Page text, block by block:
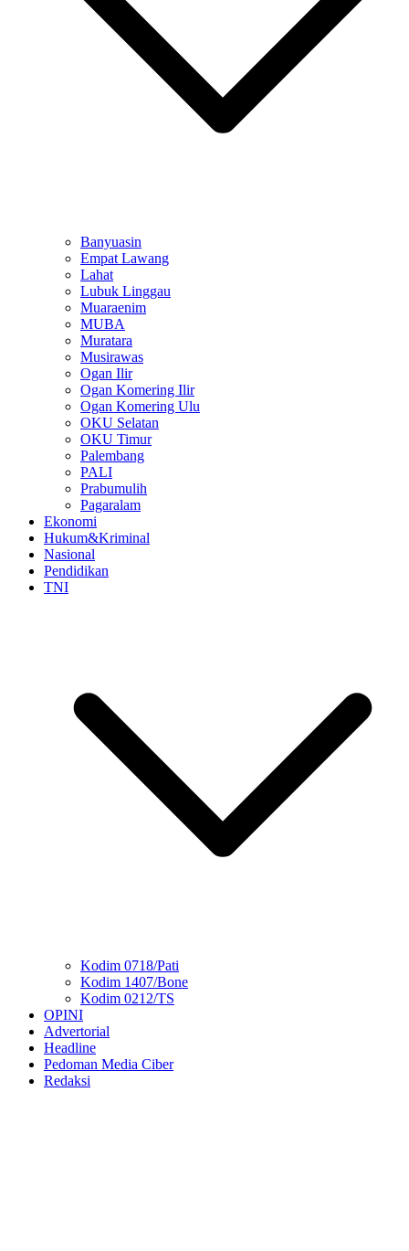
Banyuasin
Empat Lawang
Lahat
Lubuk Linggau
Muaraenim
MUBA
Muratara
Musirawas
Ogan Ilir
Ogan Komering Ilir
Ogan Komering Ulu
OKU Selatan
OKU Timur
Palembang
PALI
Prabumulih
Pagaralam
Ekonomi
Hukum&Kriminal
Nasional
Pendidikan
TNI
Kodim 0718/Pati
Kodim 1407/Bone
Kodim 0212/TS
OPINI
Advertorial
Headline
Pedoman Media Ciber
Redaksi